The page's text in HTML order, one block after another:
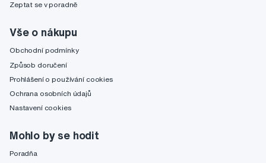
Zeptat se v poradně
Vše o nákupu
Obchodní podmínky
Způsob doručení
Prohlášení o používání cookies
Ochrana osobních údajů
Nastavení cookies
Mohlo by se hodit
Poradňa